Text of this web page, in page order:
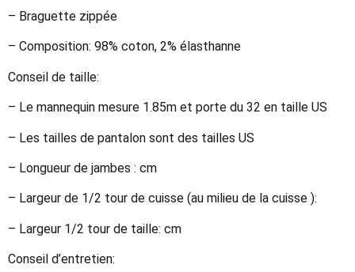
– Braguette zippée
– Composition: 98% coton, 2% élasthanne
Conseil de taille:
– Le mannequin mesure 1.85m et porte du 32 en taille US
– Les tailles de pantalon sont des tailles US
– Longueur de jambes : cm
– Largeur de 1/2 tour de cuisse (au milieu de la cuisse ):
– Largeur 1/2 tour de taille: cm
Conseil d’entretien: